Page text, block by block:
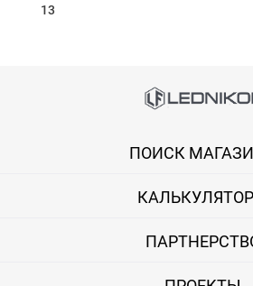
13
Вы можете оплатить покупку на
Оплата при получении
Вы можете оплатить заказ
ПОИСК